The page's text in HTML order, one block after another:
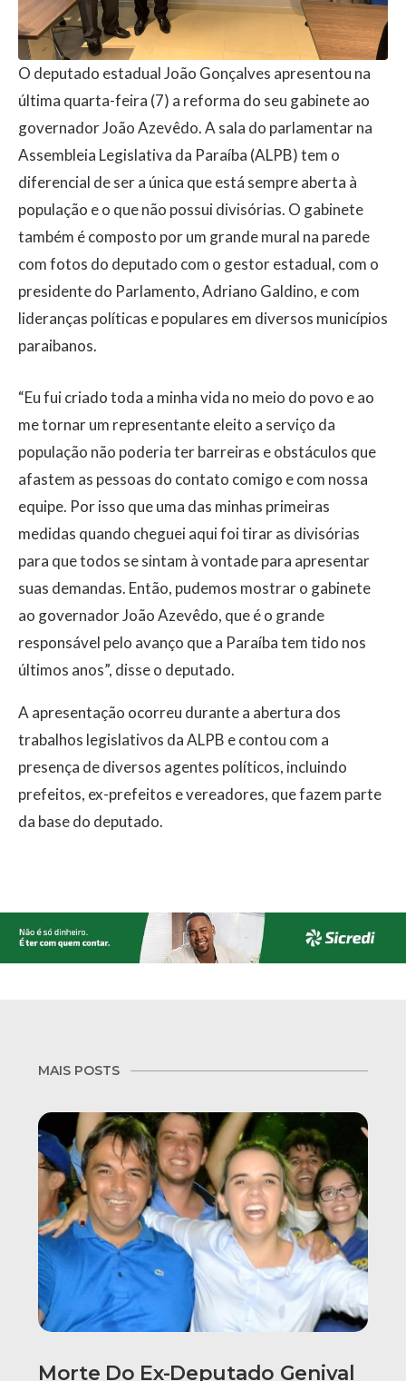
O deputado estadual João Gonçalves apresentou na
última quarta-feira (7) a reforma do seu gabinete ao
governador João Azevêdo. A sala do parlamentar na
Assembleia Legislativa da Paraíba (ALPB) tem o
diferencial de ser a única que está sempre aberta à
população e o que não possui divisórias. O gabinete
também é composto por um grande mural na parede
com fotos do deputado com o gestor estadual, com o
presidente do Parlamento, Adriano Galdino, e com
lideranças políticas e populares em diversos municípios
paraibanos.
“Eu fui criado toda a minha vida no meio do povo e ao
me tornar um representante eleito a serviço da
população não poderia ter barreiras e obstáculos que
afastem as pessoas do contato comigo e com nossa
equipe. Por isso que uma das minhas primeiras
medidas quando cheguei aqui foi tirar as divisórias
para que todos se sintam à vontade para apresentar
suas demandas. Então, pudemos mostrar o gabinete
ao governador João Azevêdo, que é o grande
responsável pelo avanço que a Paraíba tem tido nos
últimos anos”, disse o deputado.
A apresentação ocorreu durante a abertura dos
trabalhos legislativos da ALPB e contou com a
presença de diversos agentes políticos, incluindo
prefeitos, ex-prefeitos e vereadores, que fazem parte
da base do deputado.
MAIS POSTS
Morte Do Ex-Deputado Genival